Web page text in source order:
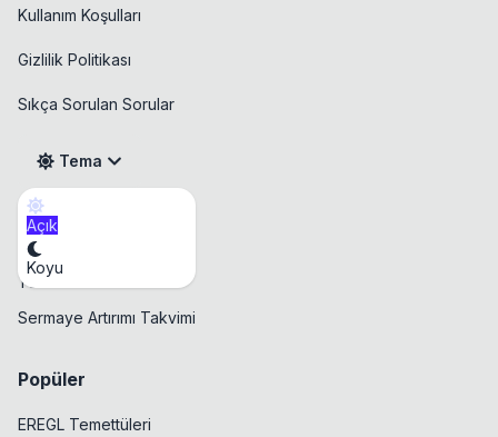
Kullanım Koşulları
Gizlilik Politikası
Sıkça Sorulan Sorular
Tema
Açık
Koyu
Takvim
Temettü Takvimi
Sermaye Artırımı Takvimi
Popüler
EREGL Temettüleri